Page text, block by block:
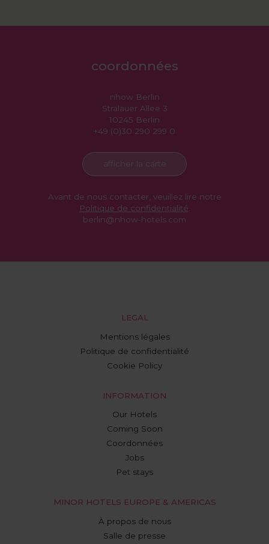
coordonnées
nhow Berlin
Stralauer Allee 3
10245 Berlin
+49 (0)30 290 299 0
afficher la carte
Avant de nous contacter, veuillez lire notre
Politique de confidentialité
berlin@nhow-hotels.com
LEGAL
Mentions légales
Politique de confidentialité
Cookie Policy
INFORMATION
Our Hotels
Coming Soon
Coordonnées
Jobs
Pet stays
MINOR HOTELS EUROPE & AMERICAS
À propos de nous
Salle de presse